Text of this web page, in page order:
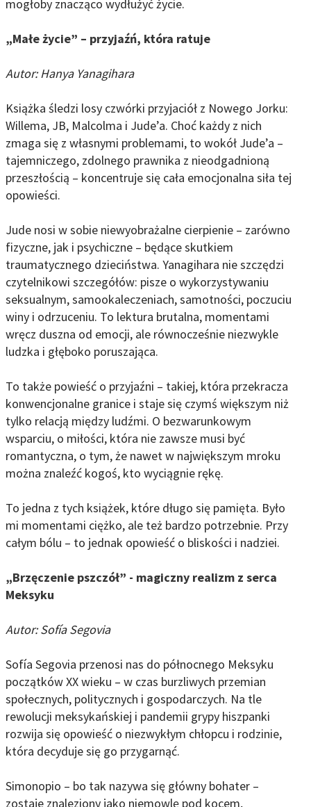
mogłoby znacząco wydłużyć życie.
„Małe życie” – przyjaźń, która ratuje
Autor: Hanya Yanagihara
Książka śledzi losy czwórki przyjaciół z Nowego Jorku:
Willema, JB, Malcolma i Jude’a. Choć każdy z nich
zmaga się z własnymi problemami, to wokół Jude’a –
tajemniczego, zdolnego prawnika z nieodgadnioną
przeszłością – koncentruje się cała emocjonalna siła tej
opowieści.
Jude nosi w sobie niewyobrażalne cierpienie – zarówno
fizyczne, jak i psychiczne – będące skutkiem
traumatycznego dzieciństwa. Yanagihara nie szczędzi
czytelnikowi szczegółów: pisze o wykorzystywaniu
seksualnym, samookaleczeniach, samotności, poczuciu
winy i odrzuceniu. To lektura brutalna, momentami
wręcz duszna od emocji, ale równocześnie niezwykle
ludzka i głęboko poruszająca.
To także powieść o przyjaźni – takiej, która przekracza
konwencjonalne granice i staje się czymś większym niż
tylko relacją między ludźmi. O bezwarunkowym
wsparciu, o miłości, która nie zawsze musi być
romantyczna, o tym, że nawet w największym mroku
można znaleźć kogoś, kto wyciągnie rękę.
To jedna z tych książek, które długo się pamięta. Było
mi momentami ciężko, ale też bardzo potrzebnie. Przy
całym bólu – to jednak opowieść o bliskości i nadziei.
„Brzęczenie pszczół” - magiczny realizm z serca
Meksyku
Autor: Sofía Segovia
Sofía Segovia przenosi nas do północnego Meksyku
początków XX wieku – w czas burzliwych przemian
społecznych, politycznych i gospodarczych. Na tle
rewolucji meksykańskiej i pandemii grypy hiszpanki
rozwija się opowieść o niezwykłym chłopcu i rodzinie,
która decyduje się go przygarnąć.
Simonopio – bo tak nazywa się główny bohater –
zostaje znaleziony jako niemowlę pod kocem,